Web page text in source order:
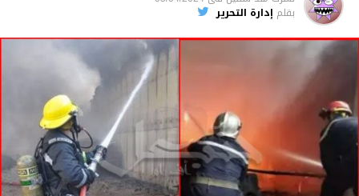
قسم الاخبار
بقلم إدارة التحرير